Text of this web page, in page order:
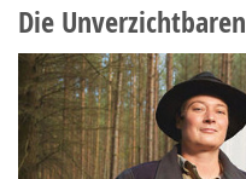
Die Unverzichtbaren